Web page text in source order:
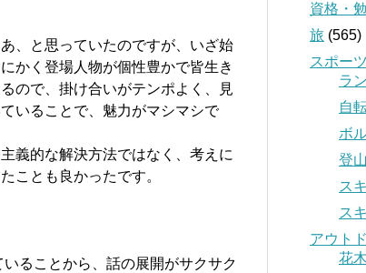
、と思っていたのですが、いざ始
かく登場人物が個性豊かで皆生き
ので、掛け合いがテンポよく、見
いることで、魅力がマシマシで
義的な解決方法ではなく、考えに
ことも良かったです。
ることから、話の展開がサクサク
資格・
旅 (565)
スポーツ
ラ
自
ボ
登
ス
ス
アウト
花